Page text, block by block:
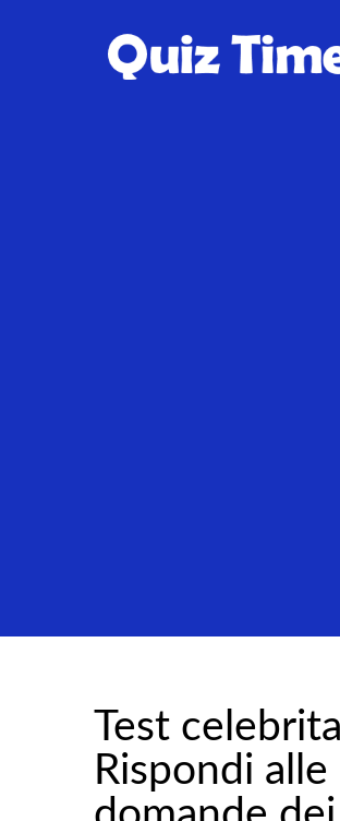
Test
Rispondi alle